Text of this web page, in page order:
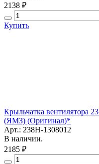
2138 ₽
Купить
Крыльчатка вентилятора
(ЯМЗ) (Оригинал)*
Арт.: 238Н-1308012
В наличии.
2185 ₽